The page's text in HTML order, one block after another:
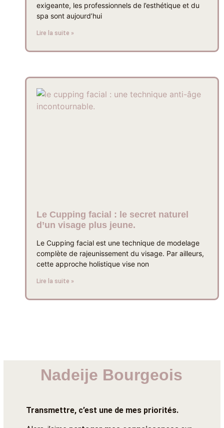
exigeante, les professionnels de l’esthétique et du
spa sont aujourd’hui
Lire la suite »
Le Cupping facial : le secret naturel
d’un visage plus jeune.
Le Cupping facial est une technique de modelage
complète de rajeunissement du visage. Par ailleurs,
cette approche holistique vise non
Lire la suite »
Nadeije Bourgeois
Transmettre, c’est une de mes priorités.